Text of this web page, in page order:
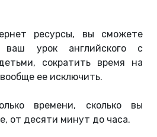
ресурсы, вы сможете
ваш урок английского с
сократить время на
ее исключить.
времени, сколько вы
от десяти минут до часа.